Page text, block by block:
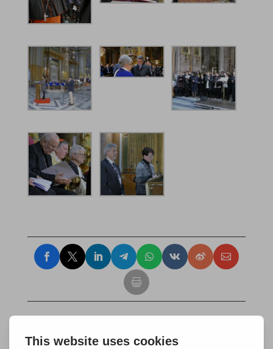
Soumettre un commentaire